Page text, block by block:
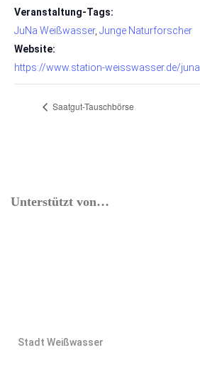
Veranstaltung-Tags:
JuNa Weißwasser, Junge Naturforscher
Website:
https://www.station-weisswasser.de/juna
Saatgut-Tauschbörse
Unterstützt von…
Stadt Weißwasser